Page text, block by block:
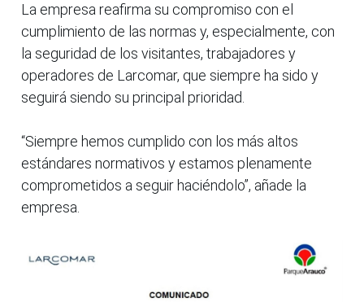
La empresa reafirma su compromiso con el
cumplimiento de las normas y, especialmente, con
la seguridad de los visitantes, trabajadores y
operadores de Larcomar, que siempre ha sido y
seguirá siendo su principal prioridad.
“Siempre hemos cumplido con los más altos
estándares normativos y estamos plenamente
comprometidos a seguir haciéndolo”, añade la
empresa.